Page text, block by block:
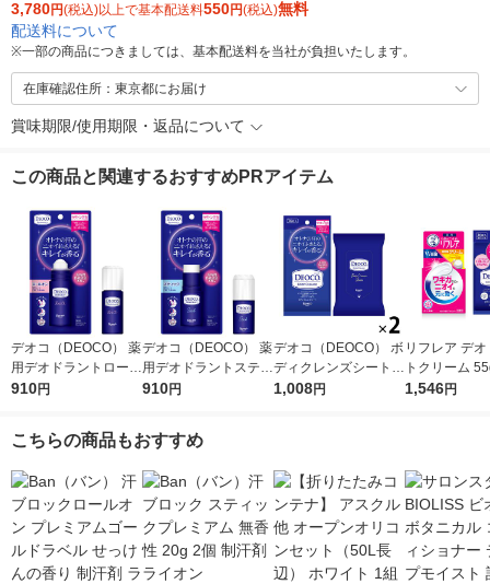
3,780円(税込)以上で基本配送料550円(税込)無料
配送料について
※一部の商品につきましては、基本配送料を当社が負担いたします。
在庫確認住所：東京都にお届け
賞味期限/使用期限・返品について
この商品と関連するおすすめPRアイテム
デオコ（DEOCO） 薬
用デオドラントロール
オン 30ml ロート製薬
910円
デオコ（DEOCO） 薬
用デオドラントスティ
ック 13g ロート製薬
910円
デオコ（DEOCO） ボ
ディクレンズシート 3
6枚入×2個 ロート製薬
1,008円
リフレア デ
トクリーム
オコ（
1,546円
こちらの商品もおすすめ